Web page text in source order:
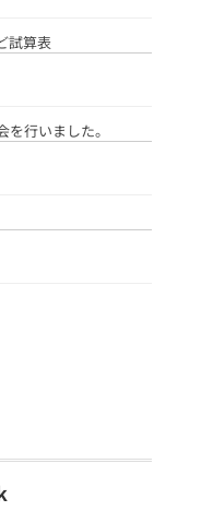
試算表
行いました。